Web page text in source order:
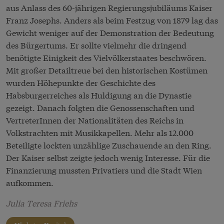
aus Anlass des 60-jährigen Regierungsjubiläums Kaiser
Franz Josephs. Anders als beim Festzug von 1879 lag das
Gewicht weniger auf der Demonstration der Bedeutung
des Bürgertums. Er sollte vielmehr die dringend
benötigte Einigkeit des Vielvölkerstaates beschwören.
Mit großer Detailtreue bei den historischen Kostümen
wurden Höhepunkte der Geschichte des
Habsburgerreiches als Huldigung an die Dynastie
gezeigt. Danach folgten die Genossenschaften und
VertreterInnen der Nationalitäten des Reichs in
Volkstrachten mit Musikkapellen. Mehr als 12.000
Beteiligte lockten unzählige Zuschauende an den Ring.
Der Kaiser selbst zeigte jedoch wenig Interesse. Für die
Finanzierung mussten Privatiers und die Stadt Wien
aufkommen.
Julia Teresa Friehs